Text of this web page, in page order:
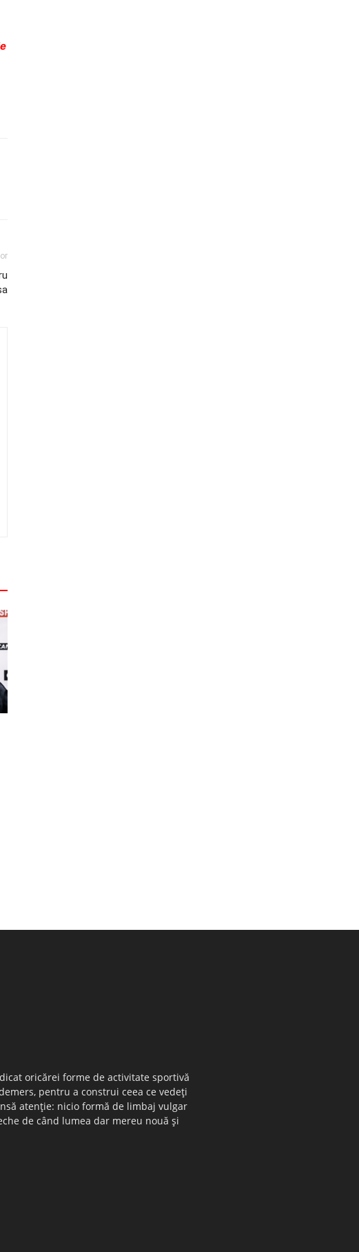
oricărei forme de activitate sportivă
pentru a construi ceea ce vedeţi
atenţie: nicio formă de limbaj vulgar
de când lumea dar mereu nouă şi